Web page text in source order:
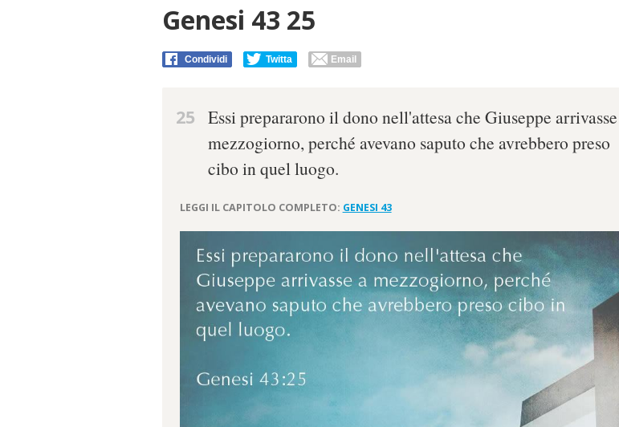
Genesi 43 25
Condividi Twitta Email
25 Essi prepararono il dono nell'attesa che Giuseppe
mezzogiorno, perché avevano saputo che avrebbero preso
cibo in quel luogo.
LEGGI IL CAPITOLO COMPLETO: GENESI 43